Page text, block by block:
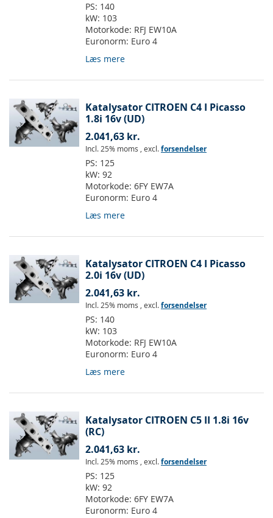
PS: 140
kW: 103
Motorkode: RFJ EW10A
Euronorm: Euro 4
Læs mere
Katalysator CITROEN C4 I Picasso
1.8i 16v (UD)
2.041,63 kr.
Incl. 25% moms , excl.forsendelser
PS: 125
kW: 92
Motorkode: 6FY EW7A
Euronorm: Euro 4
Læs mere
Katalysator CITROEN C4 I Picasso
2.0i 16v (UD)
2.041,63 kr.
Incl. 25% moms , excl.forsendelser
PS: 140
kW: 103
Motorkode: RFJ EW10A
Euronorm: Euro 4
Læs mere
Katalysator CITROEN C5 II 1.8i 16v
(RC)
2.041,63 kr.
Incl. 25% moms , excl.forsendelser
PS: 125
kW: 92
Motorkode: 6FY EW7A
Euronorm: Euro 4